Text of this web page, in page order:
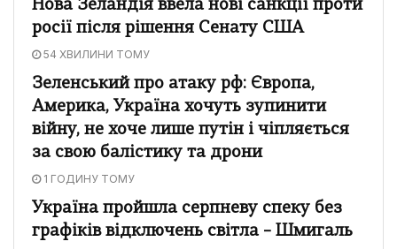
Нова Зеландія ввела нові санкції проти
росії після рішення Сенату США
54 ХВИЛИНИ ТОМУ
Зеленський про атаку рф: Європа,
Америка, Україна хочуть зупинити
війну, не хоче лише путін і чіпляється
за свою балістику та дрони
1 ГОДИНУ ТОМУ
Україна пройшла серпневу спеку без
графіків відключень світла – Шмигаль